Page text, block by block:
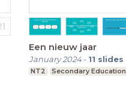
Een nieuw jaar
January 2024- 11 slides
NT2 Secondary Education